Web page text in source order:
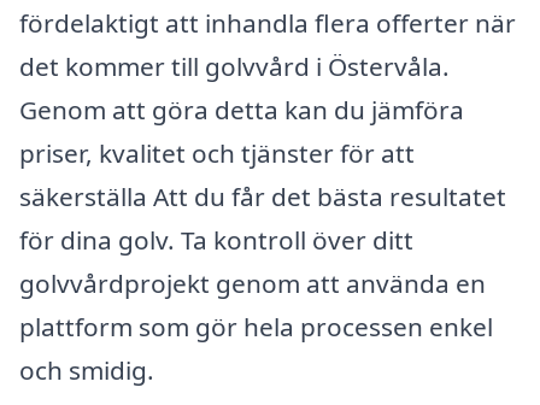
fördelaktigt att inhandla flera offerter när
det kommer till golvvård i Östervåla.
Genom att göra detta kan du jämföra
priser, kvalitet och tjänster för att
säkerställa Att du får det bästa resultatet
för dina golv. Ta kontroll över ditt
golvvårdprojekt genom att använda en
plattform som gör hela processen enkel
och smidig.